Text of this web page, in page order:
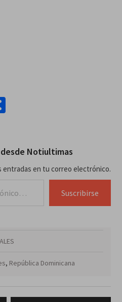
Compartir
Notiultimas
entradas en tu correo electrónico.
Suscribirse
, República Dominicana